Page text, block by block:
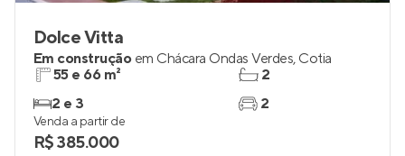
Dolce Vitta
Em construção em Chácara Ondas Verdes, Cotia
55 e 66 m²
2 e 3
2
2
Venda a partir de
R$ 385.000